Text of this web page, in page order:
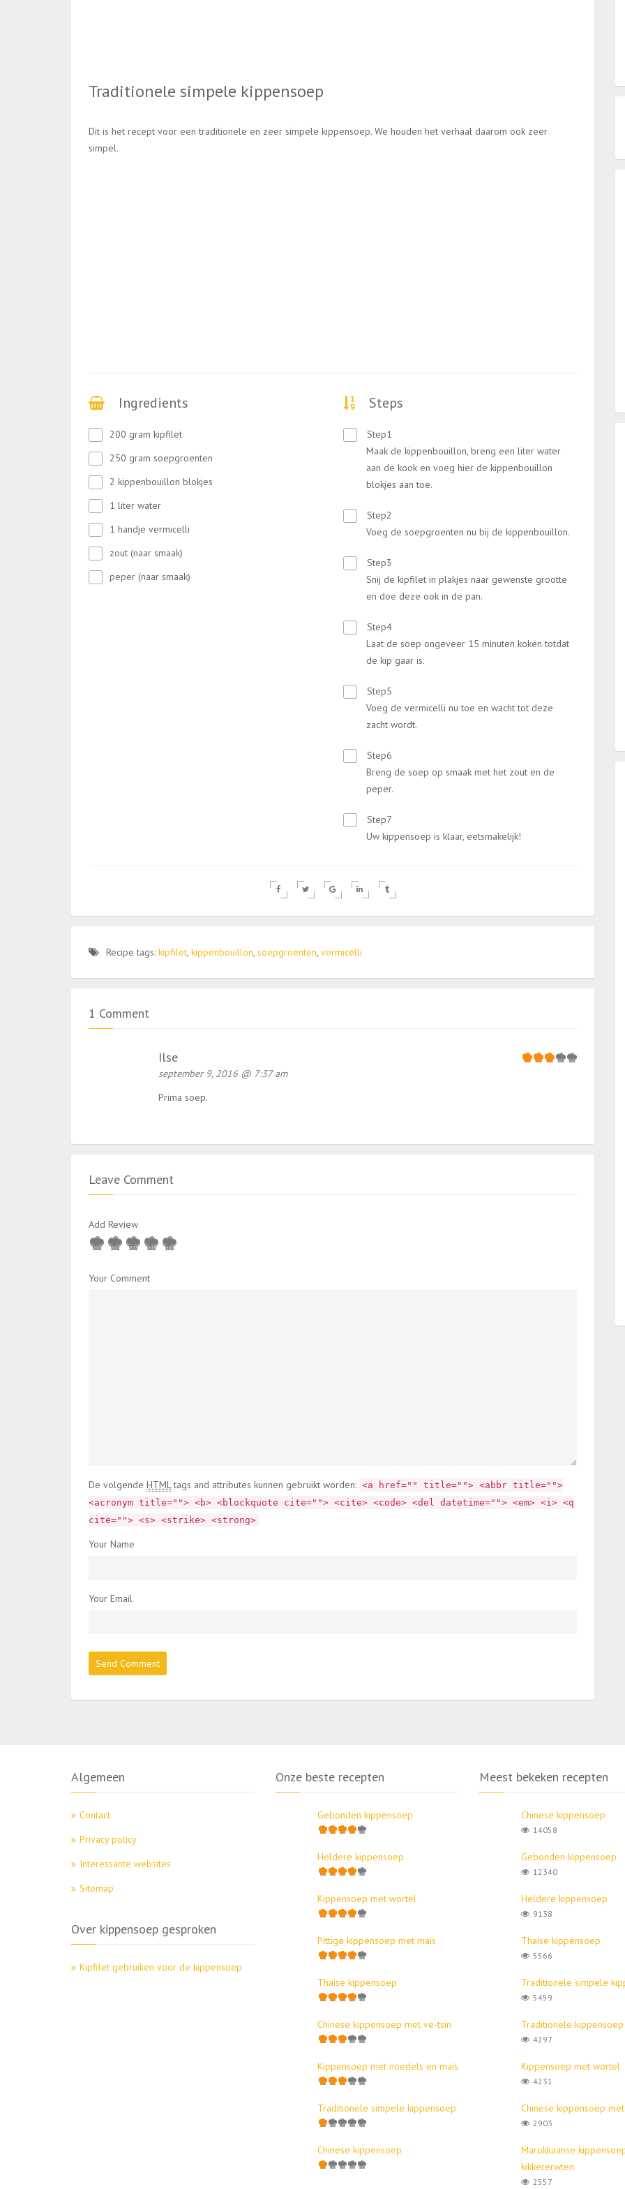
Traditionele simpele kippensoep
Dit is het recept voor een traditionele en zeer simpele kippensoep. We houden het verhaal daarom ook zeer
simpel.
Ingredients
200 gram kipfilet
250 gram soepgroenten
2 kippenbouillon blokjes
1 liter water
1 handje vermicelli
zout (naar smaak)
peper (naar smaak)
Steps
Step1
Maak de kippenbouillon, breng een liter water
aan de kook en voeg hier de kippenbouillon
blokjes aan toe.
Step2
Voeg de soepgroenten nu bij de kippenbouillon.
Step3
Snij de kipfilet in plakjes naar gewenste grootte
en doe deze ook in de pan.
Step4
Laat de soep ongeveer 15 minuten koken totdat
de kip gaar is.
Step5
Voeg de vermicelli nu toe en wacht tot deze
zacht wordt.
Step6
Breng de soep op smaak met het zout en de
peper.
Step7
Uw kippensoep is klaar, eetsmakelijk!
Recipe tags: kipfilet, kippenbouillon, soepgroenten, vermicelli
1 Comment
Ilse
september 9, 2016 @ 7:37 am
Prima soep.
Leave Comment
Add Review
Your Comment
De volgende HTMLtags and attributes kunnen gebruikt worden: <a href="" title=""> <abbr title="">
<acronym title=""> <b> <blockquote cite=""> <cite> <code> <del datetime=""> <em> <i> <q
cite=""> <s> <strike> <strong>
Your Name
Your Email
Algemeen
Contact
Privacy policy
Interessante websites
Sitemap
Over kippensoep gesproken
Kipfilet gebruiken voor de kippensoep
Onze beste recepten
Gebonden kippensoep
Heldere kippensoep
Kippensoep met wortel
Pittige kippensoep met maïs
Thaise kippensoep
Chinese kippensoep met ve-tsin
Kippensoep met noedels en maïs
Traditionele simpele kippensoep
Chinese kippensoep
Meest bekeken recepten
Chinese kippensoep
14058
Gebonden kippensoep
12340
Heldere kippensoep
9138
Thaise kippensoep
5566
Traditionele simpele
5459
Traditionele kippensoep
4297
Kippensoep met wortel
4231
Chinese kippensoep
2903
Marokkaanse
kikkererwten
2557